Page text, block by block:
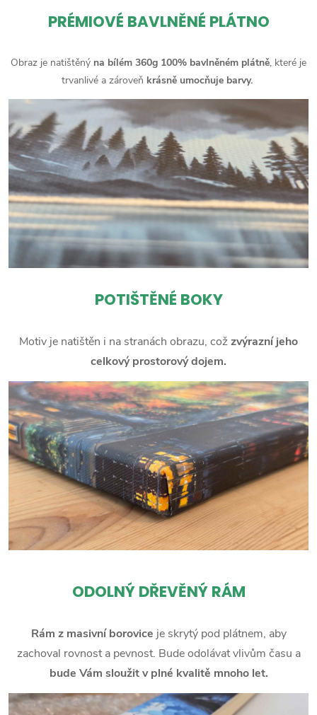
PRÉMIOVÉ BAVLNĚNÉ PLÁTNO
Obraz je natištěný na bílém 360g 100% bavlněném plátně, které je
trvanlivé a zároveň krásně umocňuje barvy.
POTIŠTĚNÉ BOKY
Motiv je natištěn i na stranách obrazu, cožzvýrazní jeho
celkový prostorový dojem.
ODOLNÝ DŘEVĚNÝ RÁM
Rám z masivní borovice je skrytý pod plátnem, aby
zachoval rovnost a pevnost. Bude odolávat vlivům času a
bude Vám sloužit v plné kvalitě mnoho let.